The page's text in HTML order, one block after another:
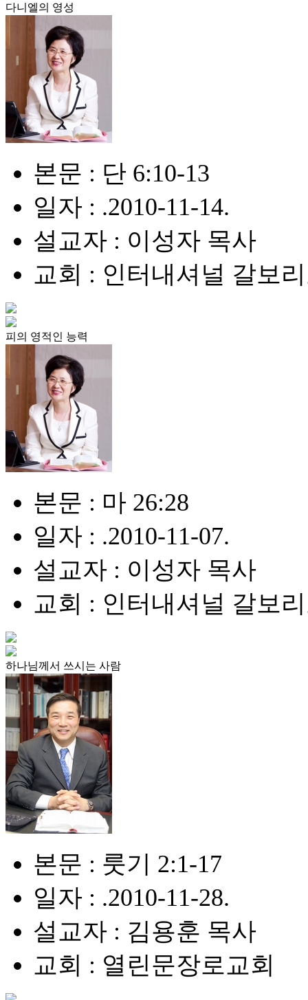
다니엘의 영성
본문 : 단 6:10-13
일자 : .2010-11-14.
설교자 : 이성자 목사
교회 : 인터내셔널 갈보
피의 영적인 능력
본문 : 마 26:28
일자 : .2010-11-07.
설교자 : 이성자 목사
교회 : 인터내셔널 갈보
하나님께서 쓰시는 사람
본문 : 룻기 2:1-17
일자 : .2010-11-28.
설교자 : 김용훈 목사
교회 : 열린문장로교회